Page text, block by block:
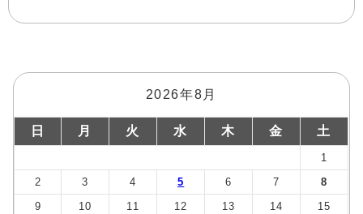
2026年8月
日 月 火 水 木 金 土
1
2
3 4 5 6 7
8
9
10 11 12 13 14
15